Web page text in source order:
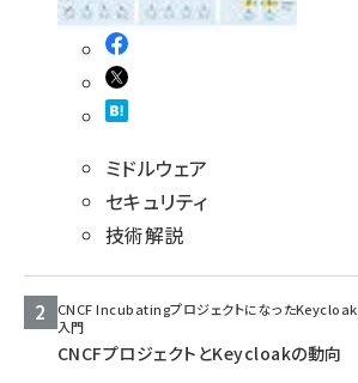
ミドルウェア
セキュリティ
技術解説
CNCF IncubatingプロジェクトになったKeycloak
入門
CNCFプロジェクトとKeycloakの動向